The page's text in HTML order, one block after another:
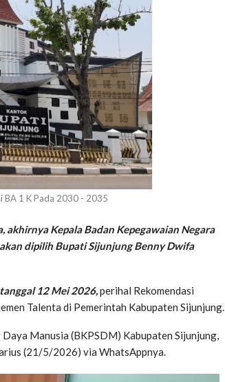
BA 1 K Pada 2030 - 2035
akhirnya Kepala Badan Kepegawaian Negara
dipilih Bupati Sijunjung Benny Dwifa
12 Mei 2026,perihal Rekomendasi
Talenta di Pemerintah Kabupaten Sijunjung.
Manusia (BKPSDM) Kabupaten Sijunjung,
(21/5/2026) via WhatsAppnya.